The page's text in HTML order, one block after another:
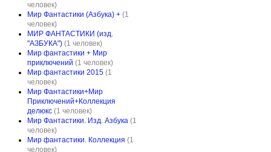
человек)
Мир Фантастики (Азбука) + (1
человек)
МИР ФАНТАСТИКИ (изд.
"АЗБУКА") (1 человек)
Мир фантастики + Мир
приключений (1 человек)
Мир фантастики 2015 (1
человек)
Мир Фантастики+Мир
Приключений+Коллекция
делюкс (1 человек)
Мир Фантастики. Изд. Азбука (1
человек)
Мир фантастики. Коллекция (1
человек)